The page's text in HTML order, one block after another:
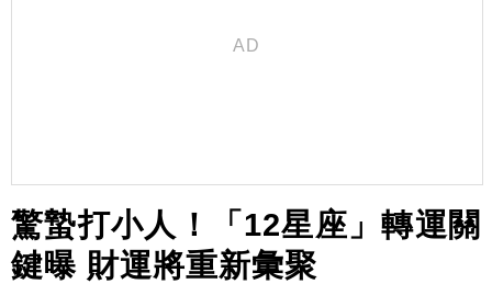
驚蟄打小人！「12星座」轉運關
鍵曝 財運將重新彙聚